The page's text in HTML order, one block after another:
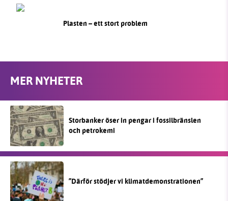
Plasten – ett stort problem
MER NYHETER
Storbanker öser in pengar i fossilbränslen
och petrokemi
”Därför stödjer vi klimatdemonstrationen”